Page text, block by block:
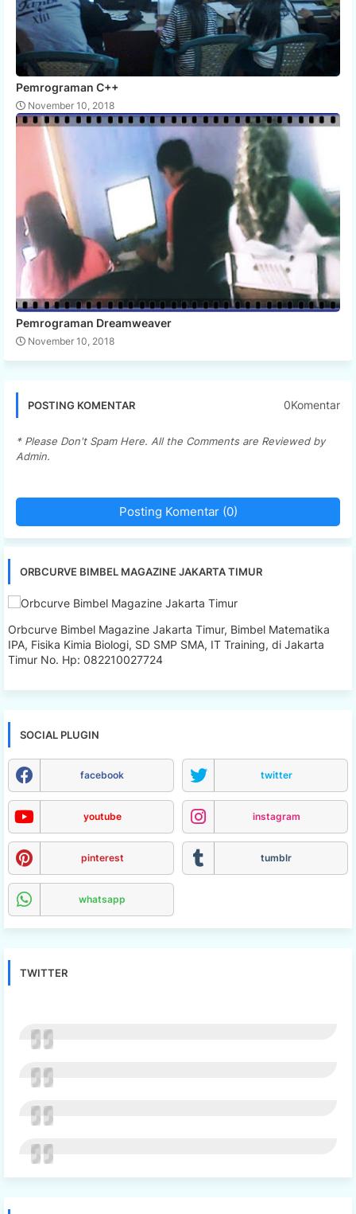
Pemrograman C++
November 10, 2018
Pemrograman Dreamweaver
November 10, 2018
POSTING KOMENTAR 0Komentar
* Please Don't Spam Here. All the Comments are Reviewed by
Admin.
Posting Komentar (0)
ORBCURVE BIMBEL MAGAZINE JAKARTA TIMUR
Orbcurve Bimbel Magazine Jakarta Timur, Bimbel Matematika
IPA, Fisika Kimia Biologi, SD SMP SMA, IT Training, di Jakarta
Timur No. Hp: 082210027724
SOCIAL PLUGIN
facebook twitter
youtube instagram
pinterest tumblr
whatsapp
TWITTER